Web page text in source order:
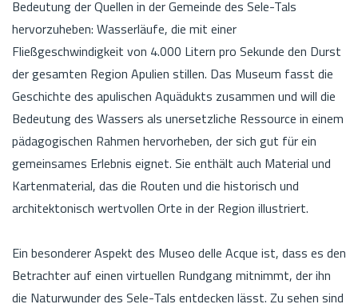
Bedeutung der Quellen in der Gemeinde des Sele-Tals
hervorzuheben: Wasserläufe, die mit einer
Fließgeschwindigkeit von 4.000 Litern pro Sekunde den Durst
der gesamten Region Apulien stillen. Das Museum fasst die
Geschichte des apulischen Aquädukts zusammen und will die
Bedeutung des Wassers als unersetzliche Ressource in einem
pädagogischen Rahmen hervorheben, der sich gut für ein
gemeinsames Erlebnis eignet. Sie enthält auch Material und
Kartenmaterial, das die Routen und die historisch und
architektonisch wertvollen Orte in der Region illustriert.
Ein besonderer Aspekt des Museo delle Acque ist, dass es den
Betrachter auf einen virtuellen Rundgang mitnimmt, der ihn
die Naturwunder des Sele-Tals entdecken lässt. Zu sehen sind